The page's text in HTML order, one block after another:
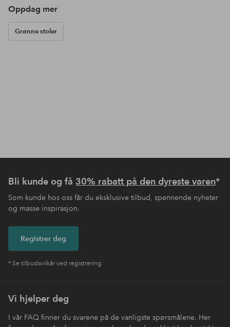
Oppdag mer
Grønne stoler
Bli kunde og få 30% rabatt på den dyreste varen*
Som kunde hos oss får du eksklusive tilbud, spennende nyheter
og masse inspirasjon.
Registrer deg
* Se tilbudsvilkår ved registrering
Vi hjelper deg
I vår FAQ finner du svarene på de vanligste spørsmålene. Her